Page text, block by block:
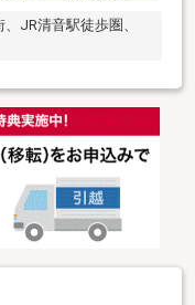
JR清音駅徒歩圏、